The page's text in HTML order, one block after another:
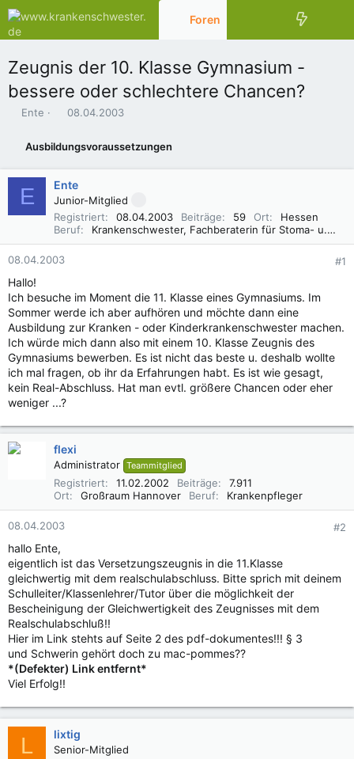
Foren Aktuelles
Zeugnis der 10. Klasse Gymnasium -
bessere oder schlechtere Chancen?
E
e
Ente
E
t
e
l
l
a
08.04.2003
Ausbildungsvoraussetzungen
E Ente
Junior-Mitglied
Registriert
08.04.2003 Beiträge 59 Ort
Hessen
Beruf
Krankenschwester, Fachberaterin für Stoma- u. Inkontinenzversorgung, Wundmanagement
08.04.2003 #1
Hallo!
Ich besuche im Moment die 11. Klasse eines Gymnasiums. Im
Sommer werde ich aber aufhören und möchte dann eine
Ausbildung zur Kranken - oder Kinderkrankenschwester machen.
Ich würde mich dann also mit einem 10. Klasse Zeugnis des
Gymnasiums bewerben. Es ist nicht das beste u. deshalb wollte
ich mal fragen, ob ihr da Erfahrungen habt. Es ist wie gesagt,
kein Real-Abschluss. Hat man evtl. größere Chancen oder eher
weniger ...?
flexi
Administrator Teammitglied
Registriert 11.02.2002 Beiträge
7.911
Ort
Großraum Hannover Beruf Krankenpfleger
08.04.2003 #2
hallo Ente,
eigentlich ist das Versetzungszeugnis in die 11.Klasse
gleichwertig mit dem realschulabschluss. Bitte sprich mit deinem
Schulleiter/Klassenlehrer/Tutor über die möglichkeit der
Bescheinigung der Gleichwertigkeit des Zeugnisses mit dem
Realschulabschluß!!
Hier im Link stehts auf Seite 2 des pdf-dokumentes!!! § 3
und Schwerin gehört doch zu mac-pommes??
*(Defekter) Link entfernt*
Viel Erfolg!!
L lixtig
Senior-Mitglied